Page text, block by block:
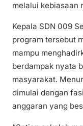
melalui kebiasaan
Kepala SDN 009
program tersebut
mampu
berdampak nyata
masyarakat.
dimulai dengan
anggaran yang